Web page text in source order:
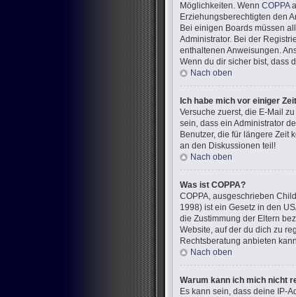
Möglichkeiten. Wenn COPPA
Erziehungsberechtigten den
Bei einigen Boards müssen
Administrator. Bei der
enthaltenen Anweisungen.
Wenn du dir sicher bist, dass
Nach oben
Ich habe mich vor einiger
Versuche zuerst, die E-Mail
sein, dass ein Administrator
Benutzer, die für längere Zeit
an den Diskussionen teil!
Nach oben
Was ist COPPA?
COPPA, ausgeschrieben
1998) ist ein Gesetz in den
die Zustimmung der Eltern
Website, auf der du dich zu
Rechtsberatung anbieten
Nach oben
Warum kann ich mich nicht
Es kann sein, dass deine IP-